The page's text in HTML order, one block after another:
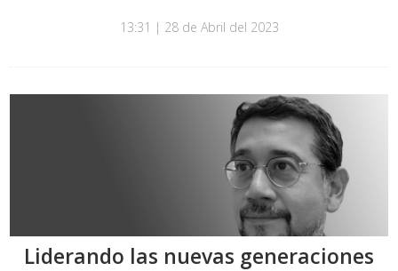
13:31 | 28 de Abril del 2023
Liderando las nuevas generaciones